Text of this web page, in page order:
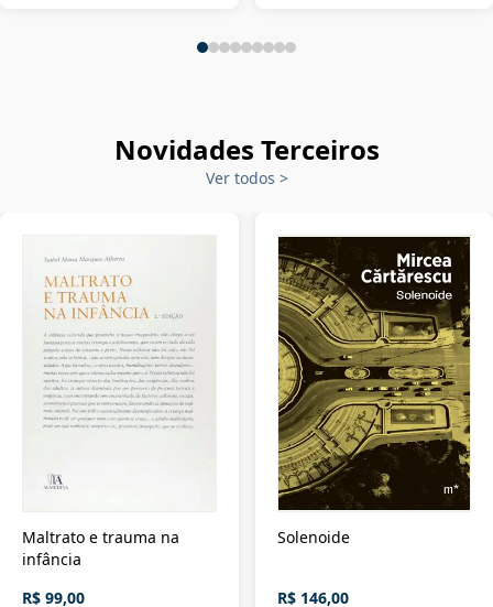
Novidades Terceiros
Ver todos >
Maltrato e trauma na
infância
R$ 99,00
Solenoide
R$ 146,00